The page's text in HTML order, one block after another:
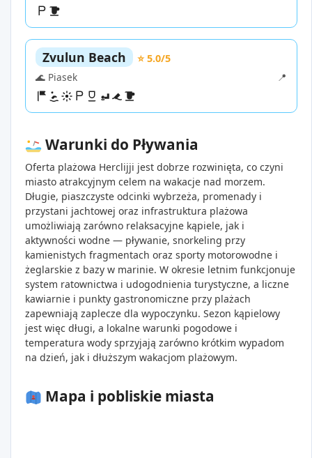
Zvulun Beach
⭐ 5.0/5
🌊 Piasek
📍
Warunki do Pływania
Oferta plażowa Herclijji jest dobrze rozwinięta, co czyni
miasto atrakcyjnym celem na wakacje nad morzem.
Długie, piaszczyste odcinki wybrzeża, promenady i
przystani jachtowej oraz infrastruktura plażowa
umożliwiają zarówno relaksacyjne kąpiele, jak i
aktywności wodne — pływanie, snorkeling przy
kamienistych fragmentach oraz sporty motorowodne i
żeglarskie z bazy w marinie. W okresie letnim funkcjonuje
system ratownictwa i udogodnienia turystyczne, a liczne
kawiarnie i punkty gastronomiczne przy plażach
zapewniają zaplecze dla wypoczynku. Sezon kąpielowy
jest więc długi, a lokalne warunki pogodowe i
temperatura wody sprzyjają zarówno krótkim wypadom
na dzień, jak i dłuższym wakacjom plażowym.
Mapa i pobliskie miasta